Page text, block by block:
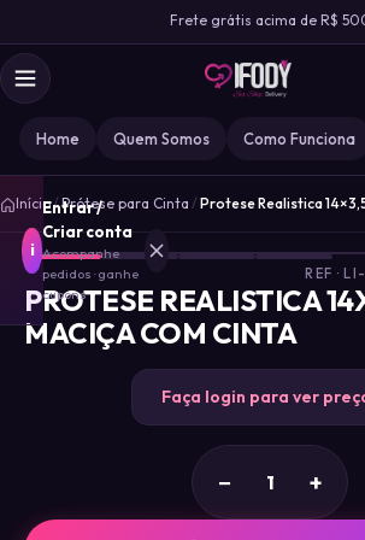
Frete grátis acima de R$
Home Quem Somos Como Funciona
i
Entrar /
Criar conta
Acompanhe
pedidos · ganhe
cupons
DESIRE
Início/Prótese para Cinta / Protese Realistica
1
REF ·
PROTESE REALISTICA
MACIÇA COM CINTA
Faça login para ver
− +